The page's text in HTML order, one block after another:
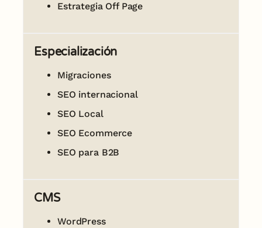
Estrategia Off Page
Especialización
Migraciones
SEO internacional
SEO Local
SEO Ecommerce
SEO para B2B
CMS
WordPress